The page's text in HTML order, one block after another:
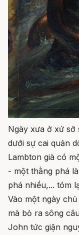
Ngày xưa ở xứ sở
dưới sự cai quản
Lambton già có
- một thằng phá
phá nhiều,... tóm
Vào một ngày
mà bỏ ra sông
John tức giận